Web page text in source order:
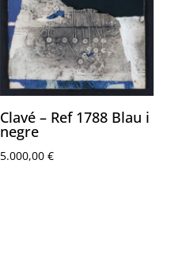
Clavé – Ref 1788 Blau i
negre
5.000,00€